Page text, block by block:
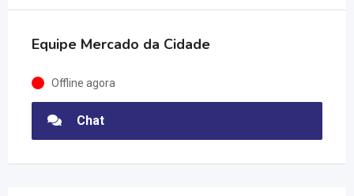
Equipe Mercado da Cidade
Offline agora
Chat